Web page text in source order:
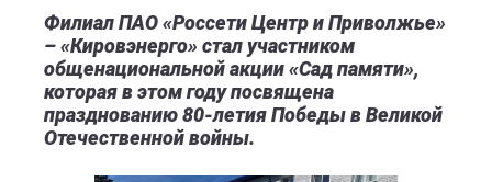
Филиал ПАО «Россети Центр и Приволжье»
– «Кировэнерго» стал участником
общенациональной акции «Сад памяти»,
которая в этом году посвящена
празднованию 80-летия Победы в Великой
Отечественной войны.